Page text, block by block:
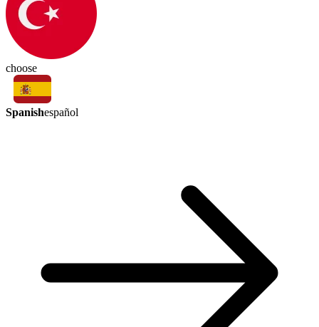
choose
Spanishespañol